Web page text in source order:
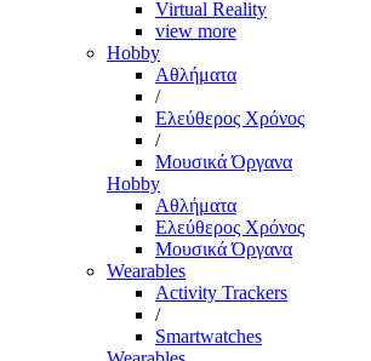
Virtual Reality
view more
Hobby
Αθλήματα
/
Ελεύθερος Χρόνος
/
Μουσικά Όργανα
Hobby
Αθλήματα
Ελεύθερος Χρόνος
Μουσικά Όργανα
Wearables
Activity Trackers
/
Smartwatches